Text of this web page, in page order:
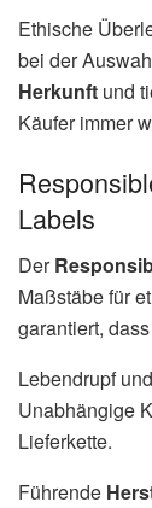
Ethische
bei der
Herkunft und
Käufer immer
Labels
Der
Maßstäbe für
garantiert,
Lebendrupf
Unabhängige
Lieferkette.
Führende